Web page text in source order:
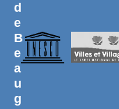
d
e
B
e
a
u
g